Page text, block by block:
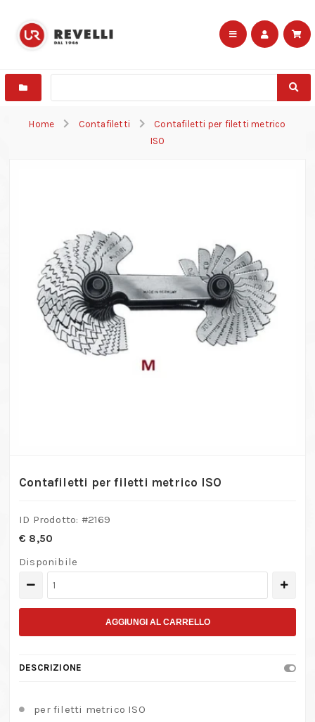
Home Contafiletti
Contafiletti per filetti metrico
ISO
Contafiletti per filetti metrico ISO
ID Prodotto: #2169
€ 8,50
Disponibile
Contafiletti
metrico
quantità
AGGIUNGI AL CARRELLO
DESCRIZIONE
per filetti metrico ISO